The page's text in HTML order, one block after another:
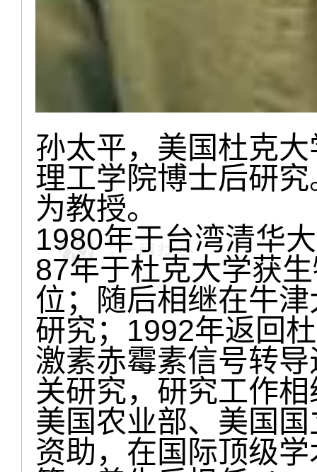
孙太平，美国杜克
理工学院博士后研
为教授。
1980年于台湾清华
87年于杜克大学获
位；随后相继在牛
研究；1992年返回
激素赤霉素信号转
关研究，研究工作
美国农业部、美国
资助，在国际顶级